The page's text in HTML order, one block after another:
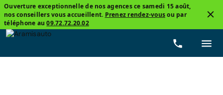
Ouverture exceptionnelle de nos agences ce samedi 15 août,
nos conseillers vous accueillent. Prenez rendez-vousou par
téléphone au09.72.72.20.02
Prix